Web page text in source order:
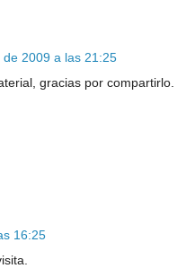
de 2009 a las 21:25
gracias por compartirlo.
16:25